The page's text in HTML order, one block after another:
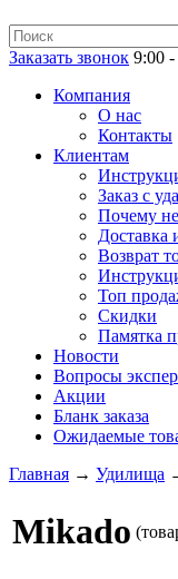
Заказать звонок 9:00
Компания
О нас
Контакты
Клиентам
Заказ с
Почему
Доставка
Возврат
Топ
Скидки
Памятка
Новости
Вопросы
Акции
Бланк заказа
Ожидаемые
Главная → Удилища
Mikado